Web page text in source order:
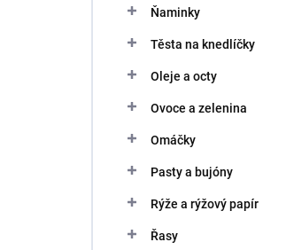
Ňaminky
Těsta na knedlíčky
Oleje a octy
Ovoce a zelenina
Omáčky
Pasty a bujóny
Rýže a rýžový papír
Řasy